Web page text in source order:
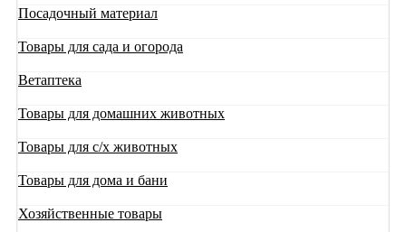
Посадочный материал
Товары для сада и огорода
Ветаптека
Товары для домашних животных
Товары для с/х животных
Товары для дома и бани
Хозяйственные товары